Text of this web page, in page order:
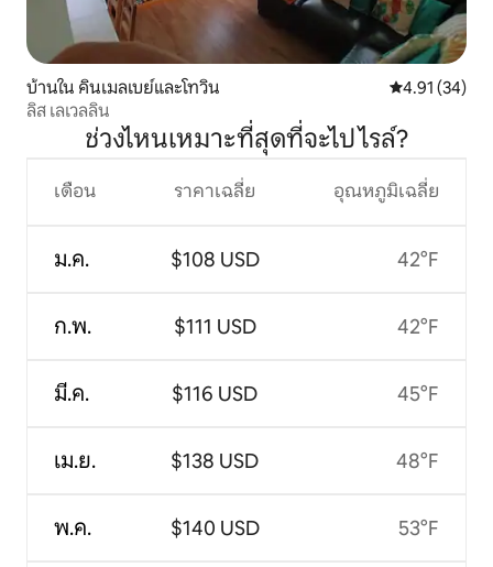
บ้านใน คินเมลเบย์และโทวิน คะแนนเฉลี่ย
4.91 (34)
ลิส เลเวลลิน
ช่วงไหนเหมาะที่สุดที่จะไป ไรล์?
เดือน
ม.ค.
ก.พ.
มี.ค.
เม.ย.
พ.ค.
ราคาเฉลี่ย
$108 USD
$111 USD
$116 USD
$138 USD
$140 USD
อุณหภูมิเฉลี่ย
42°F
42°F
45°F
48°F
53°F